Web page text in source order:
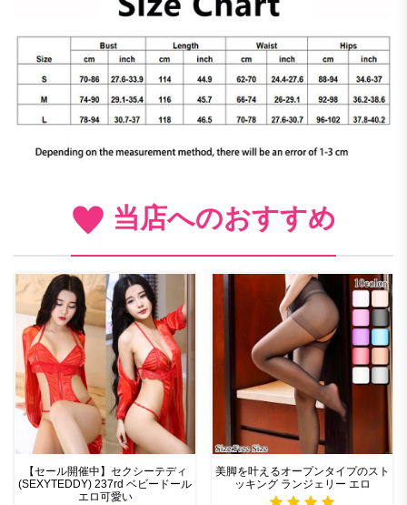
当店へのおすすめ
【セール開催中】セクシーテディ
(SEXYTEDDY) 237rd ベビードール
エロ可愛い
美脚を叶えるオープンタイプのスト
ッキング ランジェリー エロ